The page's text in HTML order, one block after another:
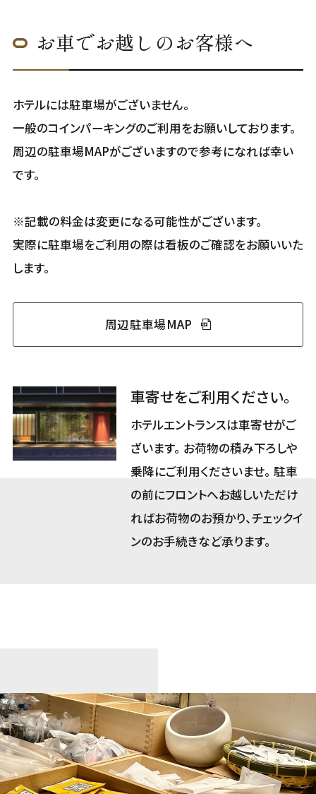
お車でお越しのお客様へ
ホテルには駐車場がございません。
一般のコインパーキングのご利用をお願いしております。
周辺の駐車場MAPがございますので参考になれば幸い
です。
※記載の料金は変更になる可能性がございます。
実際に駐車場をご利用の際は看板のご確認をお願いいた
します。
周辺駐車場MAP
車寄せをご利用ください。
ホテルエントランスは車寄せがご
ざいます。 お荷物の積み下ろしや
乗降にご利用くださいませ。 駐車
の前にフロントへお越しいただけ
ればお荷物のお預かり、チェックイ
ンのお手続きなど承ります。